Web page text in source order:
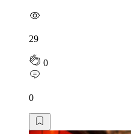
29
0
0